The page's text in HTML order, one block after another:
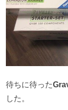
待ちに待った
した。